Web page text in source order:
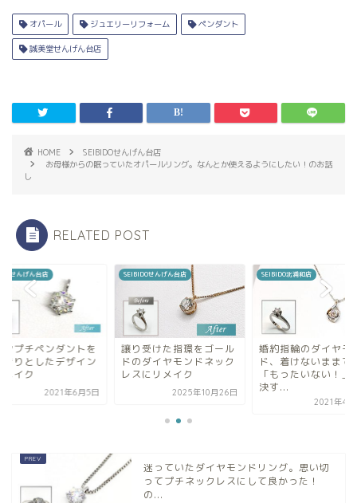
オパール ジュエリーリフォーム ペンダント
誠美堂せんげん台店
HOME
SEIBIDOせんげん台店
お母様からの眠っていたオパールリング。なんとか使えるようにしたい！のお話
し
RELATED POST
せんげん台店
ヤプチペンダントを
きりとしたデザイン
メイク
2021年6月5日
SEIBIDOせんげん台店
譲り受けた指環をゴール
ドのダイヤモンドネック
レスにリメイク
2025年10月26日
SEIBIDO北浦和店
婚約指輪のダイヤモ
ド、着けないままで
「もったいない！」
決す...
2021年4
迷っていたダイヤモンドリング。思い切
ってプチネックレスにして良かった！
の...